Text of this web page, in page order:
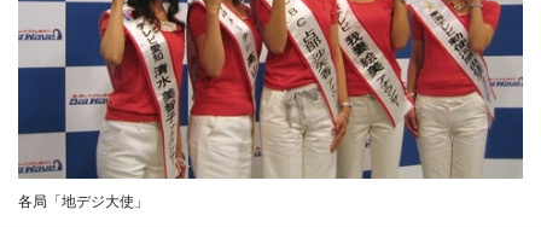
各局「地デジ大使」